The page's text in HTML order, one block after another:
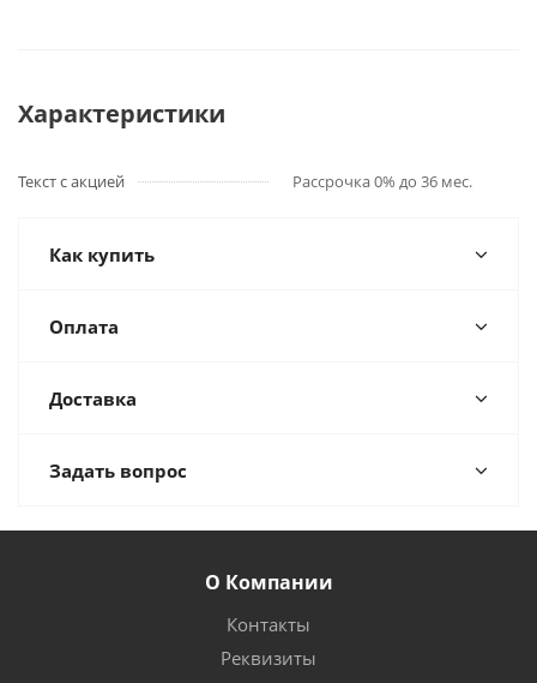
Характеристики
Текст с акцией Рассрочка 0% до 36 мес.
Как купить
Оплата
Доставка
Задать вопрос
О Компании
Контакты
Реквизиты